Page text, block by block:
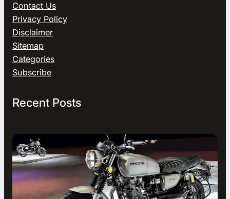
Contact Us
Privacy Policy
Disclaimer
Sitemap
Categories
Subscribe
Recent Posts